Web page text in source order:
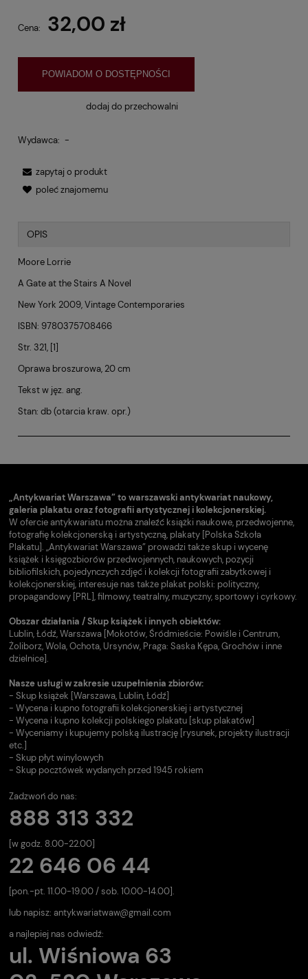
Cena: 32,00 zł
POWIADOM O DOSTĘPNOŚCI
dodaj do przechowalni
Wydawca: -
zapytaj o produkt
poleć znajomemu
OPIS
Moore Lorrie
A Gate at the Stairs A Novel
New York 2009, Vintage Contemporaries
ISBN: 9780375708466
Str. 321, [1]
Oprawa broszurowa, 20 cm
Tekst w jęz. ang.
Stan: db (otarcia kraw. opr.)
„Antykwariat Warszawa” to warszawski antykwariat naukowy,
galeria plakatu oraz fotografii artystycznej i kolekcjonerskiej.
W ofercie antykwariatu można znaleźć książki naukowe, przedwojenne,
fotografię kolekcjonerską i artystyczną, plakaty [Polska Szkoła
Plakatu]. „Antykwariat Warszawa” prowadzi także skup i wycenę
książek i księgozbiorów przedwojennych, naukowych, pozycji
bibliofilskich, pojedynczych zdjęć i kolekcji fotografii zabytkowej i
kolekcjonerskiej, interesuje nas także plakat polski: polityczny,
propagandowy [PRL], filmowy, teatralny, muzyczny, sportowy i cyrkowy.
Obszar działania / Skup książek i innych obiektów:
Lublin, Łódź, Warszawa [Mokotów, Śródmieście: Powiśle i Centrum,
Żoliborz, Wola, Ochota, Ursynów, Praga: Saska Kępa, Grochów i inne
dzielnice].
Nasze usługi w zakresie uzupełnienia zbiorów:
- Skup książek [Warszawa, Lublin, Łódź]
- Wycena i kupno fotografii kolekcjonerskiej i artystycznej
- Wycena i kupno kolekcji polskiego plakatu [skup plakatów]
- Wyceniamy i kupujemy polską ilustrację [rysunek, projekty ilustracji
etc.]
- Skup płyt winylowych
- Skup pocztówek wydanych przed 1945 rokiem
Zadzwoń do nas:
888 313 332
[w godz. 8.00-22.00]
22 646 06 44
[pon.-pt. 11.00-19.00 / sob. 10.00-14.00].
lub napisz: antykwariatwaw@gmail.com
a najlepiej nas odwiedź:
ul. Wiśniowa 63